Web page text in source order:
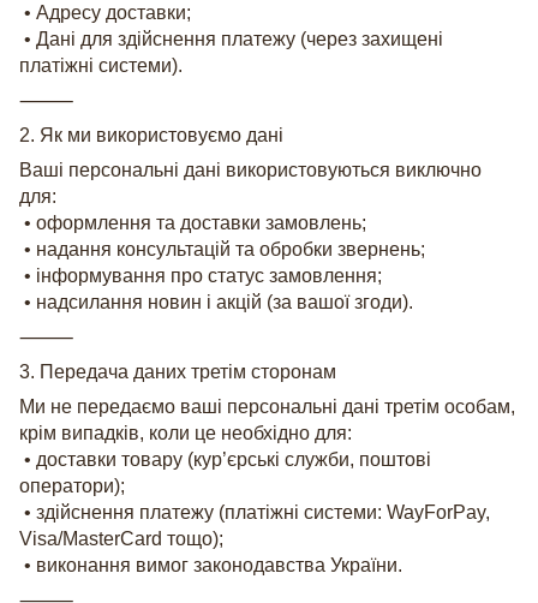
• Адресу доставки;
• Дані для здійснення платежу (через захищені
платіжні системи).
⸻
2. Як ми використовуємо дані
Ваші персональні дані використовуються виключно
для:
• оформлення та доставки замовлень;
• надання консультацій та обробки звернень;
• інформування про статус замовлення;
• надсилання новин і акцій (за вашої згоди).
⸻
3. Передача даних третім сторонам
Ми не передаємо ваші персональні дані третім особам,
крім випадків, коли це необхідно для:
• доставки товару (кур’єрські служби, поштові
оператори);
• здійснення платежу (платіжні системи: WayForPay,
Visa/MasterCard тощо);
• виконання вимог законодавства України.